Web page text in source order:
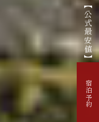
【公式最安値】
宿泊予約